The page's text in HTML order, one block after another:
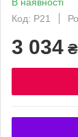
Код: P21
3 034 ₴